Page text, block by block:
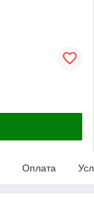
Оплата